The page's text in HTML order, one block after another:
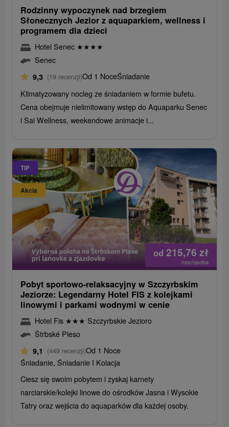
Rodzinny wypoczynek nad brzegiem
Słonecznych Jezior z aquaparkiem, wellness i
programem dla dzieci
Hotel Senec ★★★★
Senec
9,3 (19 recenzji)Od 1 NoceŚniadanie
Klimatyzowany nocleg ze śniadaniem w formie bufetu.
Cena obejmuje nielimitowany wstęp do Aquaparku Senec
i Sai Wellness, weekendowe animacje i...
TIP
Akcia
od 215,76 zł
/noc/osoba
Pobyt sportowo-relaksacyjny w Szczyrbskim
Jeziorze: Legendarny Hotel FIS z kolejkami
linowymi i parkami wodnymi w cenie
Hotel Fis ★★★ Szczyrbskie Jezioro
Štrbské Pleso
9,1 (449 recenzji)Od 1 Noce
Śniadanie, Śniadanie I Kolacja
Ciesz się swoim pobytem i zyskaj karnety
narciarskie/kolejki linowe do ośrodków Jasna i Wysokie
Tatry oraz wejścia do aquaparków dla każdej osoby.